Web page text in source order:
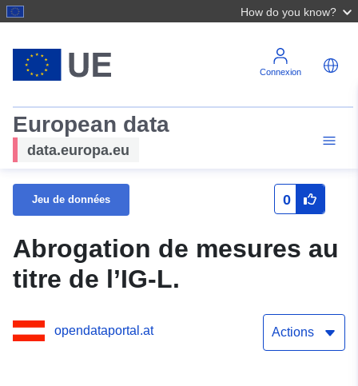
How do you know?
Connexion
European data
data.europa.eu
Jeu de données 0
Abrogation de mesures au
titre de l’IG-L.
opendataportal.at Actions